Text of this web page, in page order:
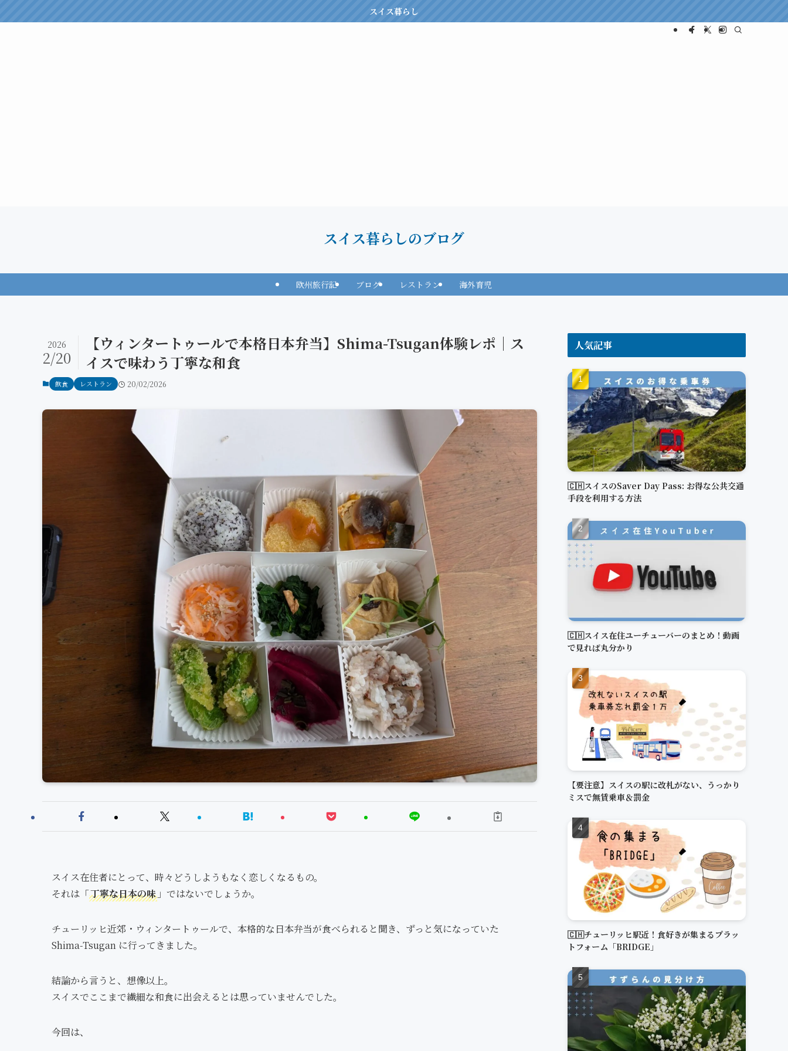
スイス暮らし
スイス暮らしのブログ
欧州旅行記 ブログ レストラン 海外育児
【ウィンタートゥールで本格日本弁当】Shima-Tsugan体験レポ｜ス
イスで味わう丁寧な和食
2026
2/20
飲食 レストラン 20/02/2026
スイス在住者にとって、時々どうしようもなく恋しくなるもの。
それは「丁寧な日本の味 」ではないでしょうか。
チューリッヒ近郊・ウィンタートゥールで、本格的な日本弁当が食べられると聞き、ずっと気になっていた
Shima-Tsugan に行ってきました。
結論から言うと、想像以上。
スイスでここまで繊細な和食に出会えるとは思っていませんでした。
今回は、
人気記事
🇨🇭スイスのSaver Day Pass: お得な公共交通
手段を利用する方法
🇨🇭スイス在住ユーチューバーのまとめ！動画
で見れば丸分かり
【要注意】スイスの駅に改札がない、うっかり
ミスで無賃乗車＆罰金
🇨🇭チューリッヒ駅近！食好きが集まるプラッ
トフォーム「BRIDGE」